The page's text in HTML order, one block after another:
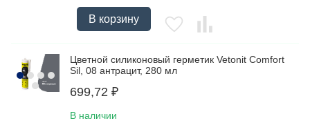
В корзину
Цветной силиконовый герметик Vetonit Comfort
Sil, 08 антрацит, 280 мл
699,72 ₽
В наличии